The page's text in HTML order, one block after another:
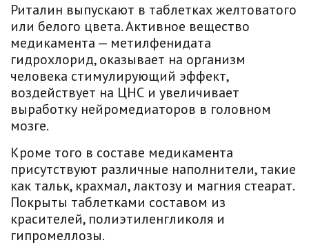
Риталин выпускают в таблетках желтоватого
или белого цвета. Активное вещество
медикамента — метилфенидата
гидрохлорид, оказывает на организм
человека стимулирующий эффект,
воздействует на ЦНС и увеличивает
выработку нейромедиаторов в головном
мозге.
Кроме того в составе медикамента
присутствуют различные наполнители, такие
как тальк, крахмал, лактозу и магния стеарат.
Покрыты таблетками составом из
красителей, полиэтиленгликоля и
гипромеллозы.